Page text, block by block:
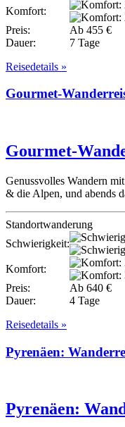
Komfort:
Preis:
Ab 455 €
Dauer:
7 Tage
Reisedetails »
Gourmet-
Gourmet-
Genussvolles Wandern
& die Alpen, und abends
Standortwanderung
Schwierigkeit:
Komfort:
Preis:
Ab 640 €
Dauer:
4 Tage
Reisedetails »
Pyrenäen:
Pyrenäen: